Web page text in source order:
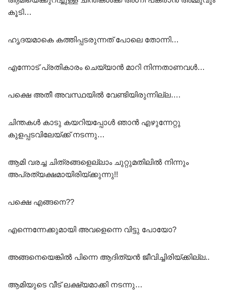
കൂടി…
ഹൃദയമാകെ കത്തിപ്പടരുന്നത് പോലെ തോന്നി…
എന്നോട് പ്രതികാരം ചെയ്യാൻ മാറി നിന്നതാണവൾ…
പക്ഷെ അതീ അവസ്ഥയിൽ വേണ്ടിയിരുന്നില്ല….
ചിന്തകൾ കാടു കയറിയപ്പോൾ ഞാൻ എഴുന്നേറ്റു
കുളപ്പടവിലേയ്ക്ക് നടന്നു…
ആമി വരച്ച ചിത്രങ്ങളെല്ലാം ചുറ്റുമതിലിൽ നിന്നും
അപ്രത്യക്ഷമായിരിയ്ക്കുന്നു!!
പക്ഷെ എങ്ങനെ??
എന്നെന്നേക്കുമായി അവളെന്നെ വിട്ടു പോയോ?
അങ്ങനെയെങ്കിൽ പിന്നെ ആദിത്യൻ ജീവിച്ചിരിയ്ക്കില്ല..
ആമിയുടെ വീട് ലക്ഷ്യമാക്കി നടന്നു…